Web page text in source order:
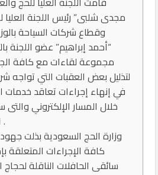
مجدى شلبى” رئيس اللجنة العليا
وقطاع شركات السياحة
“أحمد إبراهيم” عضو اللجنة
مجموعة لقاءات مع كافة
لتذليل بعض العقبات التي تواجه
في إنهاء إجراءات تعاقد خدمات
خلال المسار الإلكتروني
اثناء الموسم .
وزارة الحج السعودية بذلت
كافة الإجراءات المتعلقة
سائقى الحافلات الناقلة لحجاج